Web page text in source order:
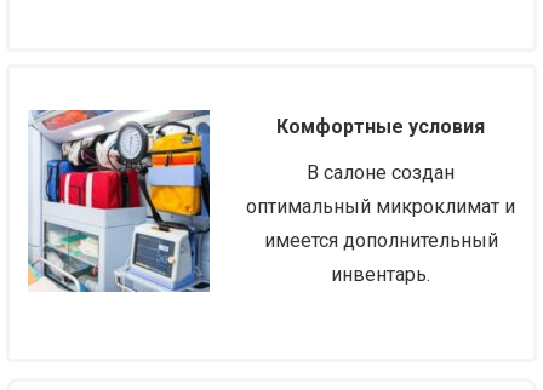
Комфортные условия
В салоне создан
оптимальный микроклимат и
имеется дополнительный
инвентарь.